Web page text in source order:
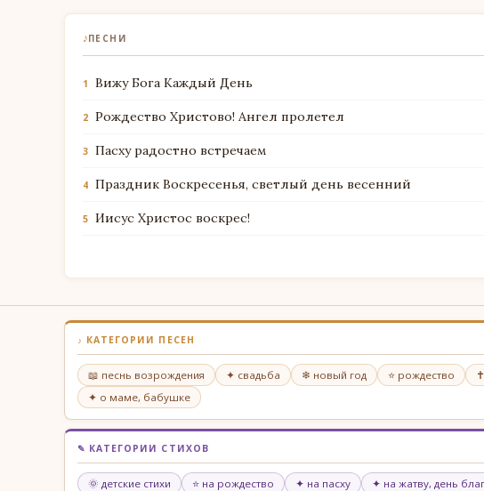
♪ПЕСНИ
1 Вижу Бога Каждый День
2 Рождество Христово! Ангел пролетел
3 Пасху радостно встречаем
4 Праздник Воскресенья, светлый день весенний
5 Иисус Христос воскрес!
♪ КАТЕГОРИИ ПЕСЕН
📖 песнь возрождения ✦ свадьба ❄ новый год ⭐ рождество
✦ о маме, бабушке
✎ КАТЕГОРИИ СТИХОВ
🌞 детские стихи ⭐ на рождество ✦ на пасху ✦ на жатву, день